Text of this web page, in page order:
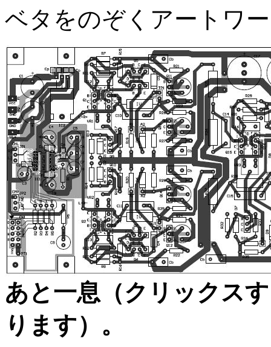
ベタをのぞくアートワ
あと一息（クリックス
ります）。